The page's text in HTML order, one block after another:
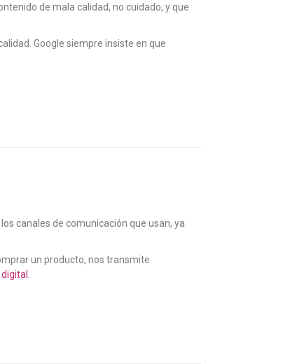
de mala calidad, no cuidado, y que
Google siempre insiste en que
canales de comunicación que usan, ya
un producto, nos transmite
.